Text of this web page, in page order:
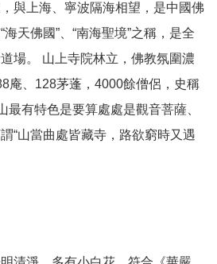
與上海、寧波隔海相望，是中國佛
天佛國”、“南海聖境”之稱，是全
場。 山上寺院林立，佛教氛圍濃
庵、128茅蓬，4000餘僧侶，史稱
最有特色是要算處處是觀音菩薩、
“山當曲處皆藏寺，路欲窮時又遇